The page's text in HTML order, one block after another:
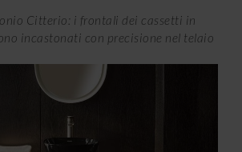
Citterio: i frontali dei cassetti in
incastonati con precisione nel telaio